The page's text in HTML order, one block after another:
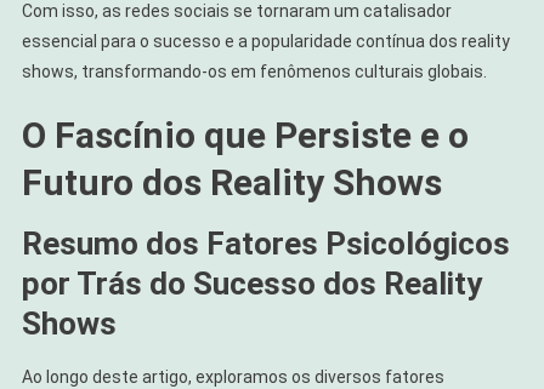
Com isso, as redes sociais se tornaram um catalisador
essencial para o sucesso e a popularidade contínua dos reality
shows, transformando-os em fenômenos culturais globais.
O Fascínio que Persiste e o
Futuro dos Reality Shows
Resumo dos Fatores Psicológicos
por Trás do Sucesso dos Reality
Shows
Ao longo deste artigo, exploramos os diversos fatores